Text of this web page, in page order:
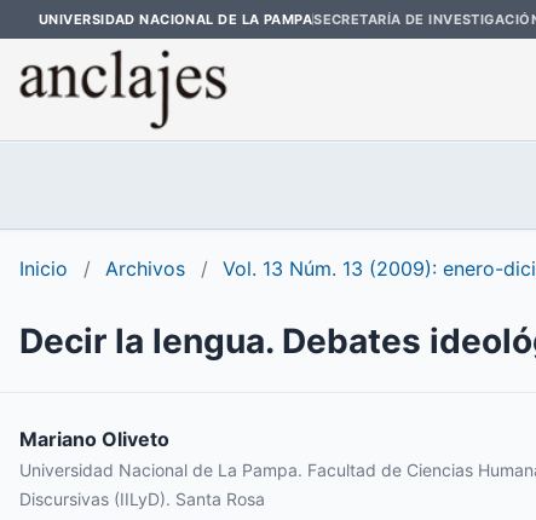
UNIVERSIDAD NACIONAL DE LA PAMPASECRETARÍA DE
Inicio / Archivos / Vol. 13 Núm. 13 (2009): enero-
Decir la lengua. Debates
Mariano Oliveto
Universidad Nacional de La Pampa. Facultad de Ciencias
Discursivas (IILyD). Santa Rosa